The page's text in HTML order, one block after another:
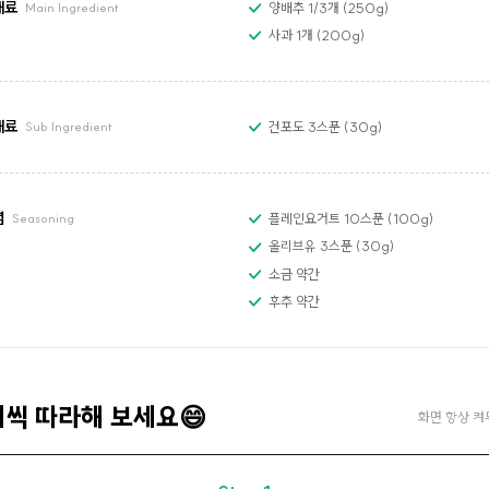
료 Main Ingredient
양배추 1/3개 (250g)
사과 1개 (200g)
료 Sub Ingredient 건포도 3스푼 (30g)
Seasoning
플레인요거트 10스푼 (100g)
올리브유 3스푼 (30g)
소금 약간
후추 약간
따라해 보세요😄 화면 항상 켜